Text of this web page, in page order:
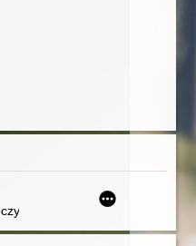
szkolne : scenariusze